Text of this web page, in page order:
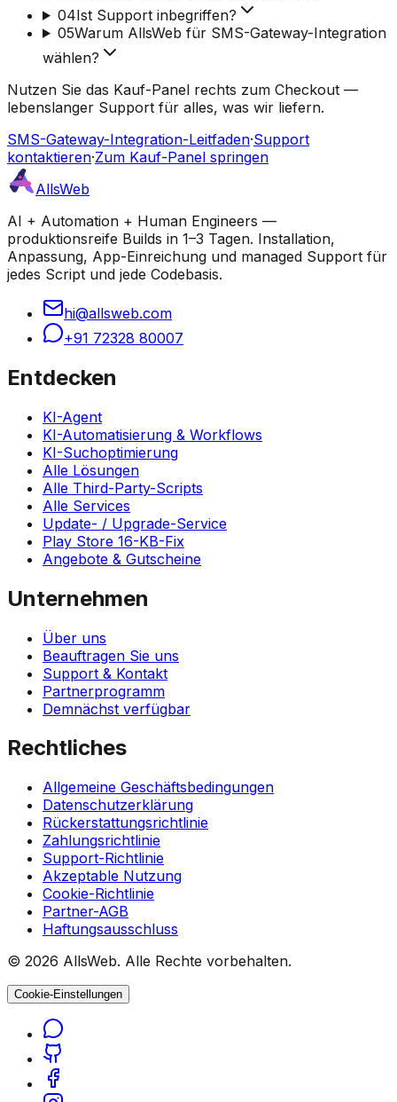
04Ist Support inbegriffen?
05Warum AllsWeb für SMS-Gateway-Integration
wählen?
Nutzen Sie das Kauf-Panel rechts zum Checkout —
lebenslanger Support für alles, was wir liefern.
SMS-Gateway-Integration-Leitfaden·Support
kontaktieren·Zum Kauf-Panel springen
AllsWeb
AI + Automation + Human Engineers —
produktionsreife Builds in 1–3 Tagen. Installation,
Anpassung, App-Einreichung und managed Support für
jedes Script und jede Codebasis.
hi@allsweb.com
+91 72328 80007
Entdecken
KI-Agent
KI-Automatisierung & Workflows
KI-Suchoptimierung
Alle Lösungen
Alle Third-Party-Scripts
Alle Services
Update- / Upgrade-Service
Play Store 16-KB-Fix
Angebote & Gutscheine
Unternehmen
Über uns
Beauftragen Sie uns
Support & Kontakt
Partnerprogramm
Demnächst verfügbar
Rechtliches
Allgemeine Geschäftsbedingungen
Datenschutzerklärung
Rückerstattungsrichtlinie
Zahlungsrichtlinie
Support-Richtlinie
Akzeptable Nutzung
Cookie-Richtlinie
Partner-AGB
Haftungsausschluss
© 2026 AllsWeb. Alle Rechte vorbehalten.
Cookie-Einstellungen